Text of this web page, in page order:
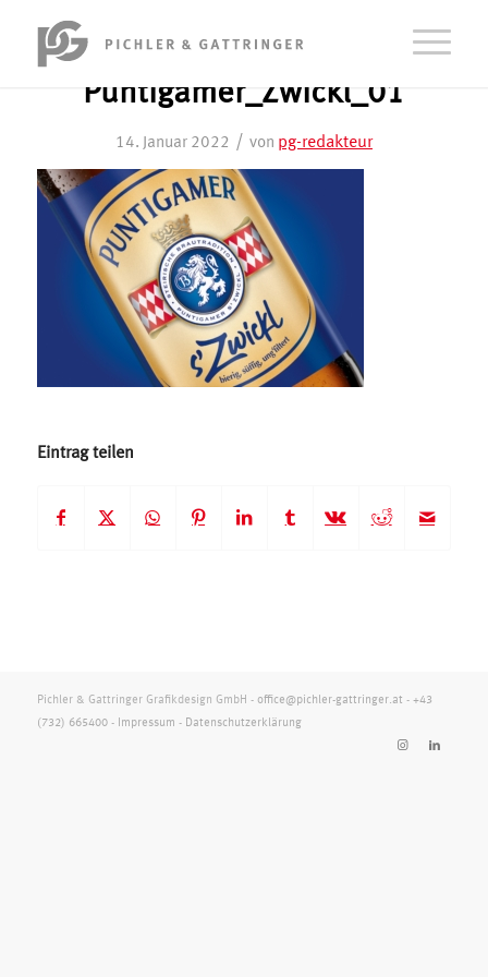
Puntigamer_Zwickl_01
14. Januar 2022 / von pg-redakteur
Eintrag teilen
Pichler & Gattringer Grafikdesign GmbH - office@pichler-gattringer.at - +43
(732) 665400- Impressum - Datenschutzerklärung